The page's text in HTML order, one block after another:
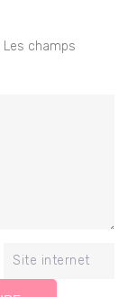
Les champs